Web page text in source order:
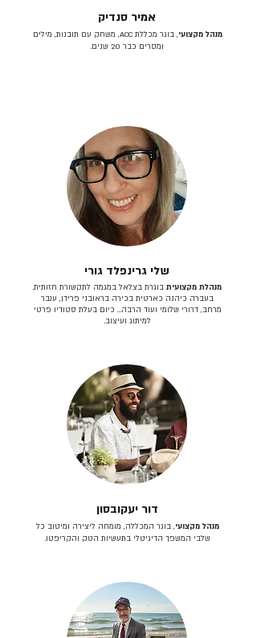
אמיר סנדיק
מנהל מקצועי
, בוגר מכללת ACC, משחק עם תובנות, מילים
ומסרים כבר 20 שנים.
שלי גרינפלד גורי
מנהלת מקצועית בוגרת בצלאל במגמה לתקשורת חזותית.
בעברה כיהנה כארטית בכירה בראובני פרידן, ענבר
מרחב, דרורי שלומי ועוד הרבה… כיום בעלת סטודיו פרטי
למיתוג ועיצוב.
דור יעקובסון
מנהל מקצועי, בוגר המכללה, מומחה ליצירה ומיטוב כל
שלבי המשפך הדיגיטלי בתעשיות הטק והקריפטו.